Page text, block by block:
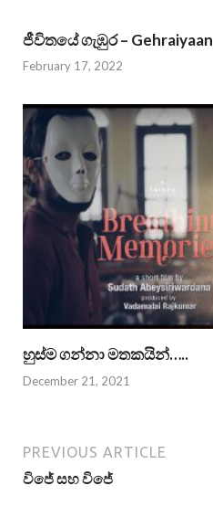
ජීවිතයේ ගැඹුර – Gehraiyaan
February 17, 2022
හුස්ම ගන්නා මතකයින්…..
December 21, 2021
PREVIOUS ARTICLE
විජේ සහ විජේ